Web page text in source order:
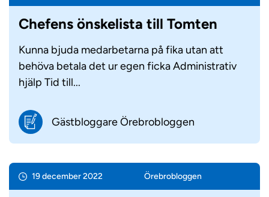
Chefens önskelista till Tomten
Kunna bjuda medarbetarna på fika utan att
behöva betala det ur egen ficka Administrativ
hjälp Tid till...
Gästbloggare Örebrobloggen
19 december 2022 Örebro­bloggen